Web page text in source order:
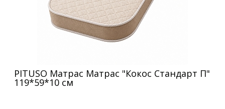
PITUSO Матрас Матрас "Кокос Стандарт П"
119*59*10 см